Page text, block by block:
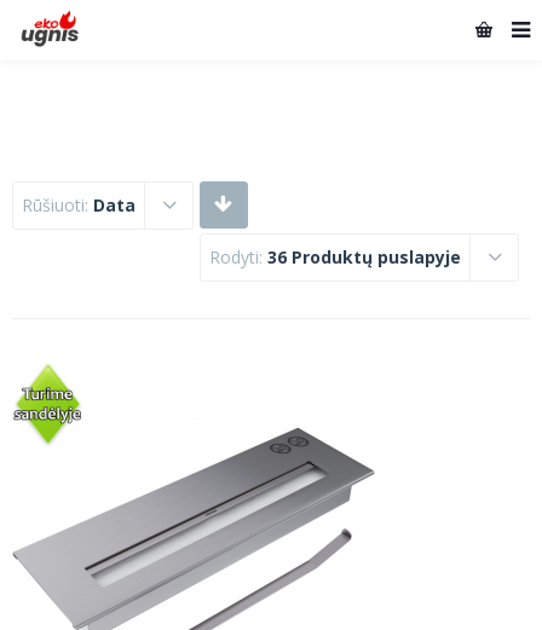
Rūšiuoti: Data
Rodyti: 36 Produktų puslapyje